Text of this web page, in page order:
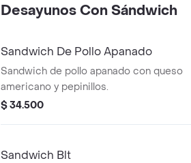
Desayunos Con Sándwich
Sandwich De Pollo Apanado
Sandwich de pollo apanado con queso
americano y pepinillos.
$ 34.500
Sandwich Blt